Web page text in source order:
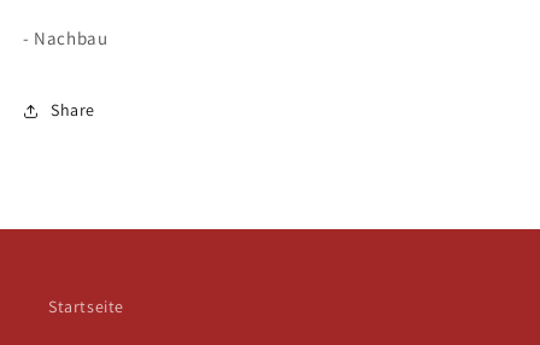
- Nachbau
Share
Startseite